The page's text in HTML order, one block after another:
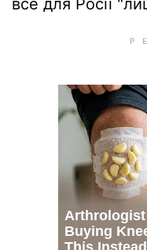
все для Росії